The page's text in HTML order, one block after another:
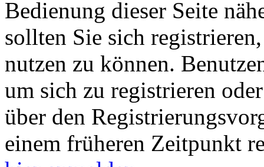
Bedienung dieser Seite
sollten Sie sich
nutzen zu können.
um sich zu registrieren
über den
einem früheren Zeitpunkt